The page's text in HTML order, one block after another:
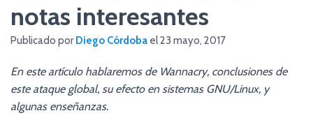
notas interesantes
Publicado porDiego Córdoba el23 mayo, 2017
En este artículo hablaremos de Wannacry, conclusiones de
este ataque global, su efecto en sistemas GNU/Linux, y
algunas enseñanzas.